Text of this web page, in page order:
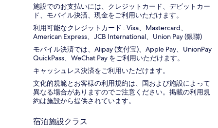
施設でのお支払いには、クレジットカード、デビットカー
ド、モバイル決済、現金をご利用いただけます。
利用可能なクレジットカード : Visa、Mastercard、
American Express、JCB International、Union Pay (銀聯)
モバイル決済では、Alipay (支付宝)、Apple Pay、UnionPay
QuickPass、WeChat Pay をご利用いただけます。
キャッシュレス決済をご利用いただけます。
文化的規範とお客様の利用規約は、国および施設によって
異なる場合がありますのでご注意ください。掲載の利用規
約は施設から提供されています。
宿泊施設クラス